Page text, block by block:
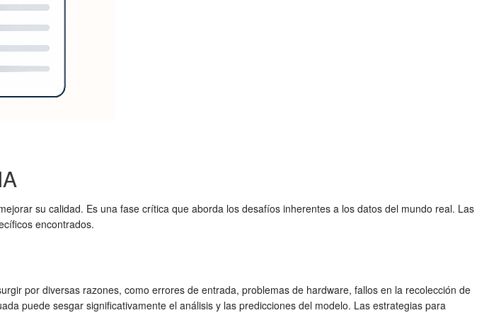
su calidad. Es una fase crítica que aborda los desafíos inherentes a los datos del mundo real. Las
encontrados.
por diversas razones, como errores de entrada, problemas de hardware, fallos en la recolección de
puede sesgar significativamente el análisis y las predicciones del modelo. Las estrategias para